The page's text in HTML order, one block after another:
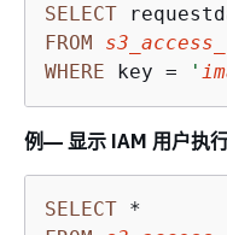
SELECT
FROM
WHERE key = '
例— 显示 IAM 用户执
SELECT *